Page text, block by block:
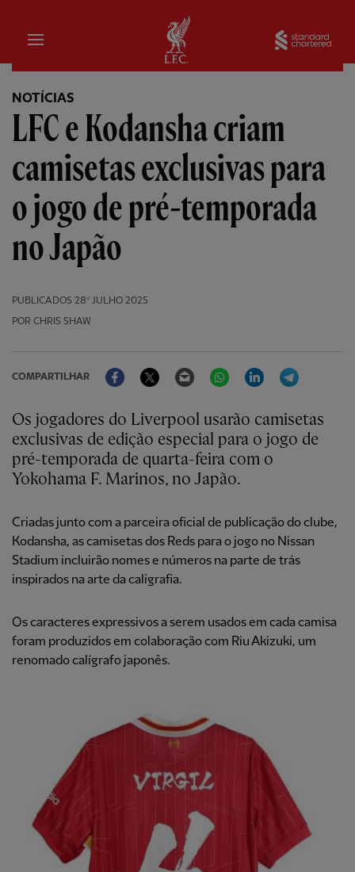
Inicial
NOTÍCIAS
LFC e Kodansha criam
camisetas exclusivas para
o jogo de pré-temporada
no Japão
PUBLICADOS 28º JULHO 2025
POR CHRIS SHAW
COMPARTILHAR
FacebookTwitter Email WhatsAppLinkedIn
Os jogadores do Liverpool usarão camisetas
exclusivas de edição especial para o jogo de
pré-temporada de quarta-feira com o
Yokohama F. Marinos, no Japão.
Criadas junto com a parceira oficial de publicação do clube,
Kodansha, as camisetas dos Reds para o jogo no Nissan
Stadium incluirão nomes e números na parte de trás
inspirados na arte da caligrafia.
Os caracteres expressivos a serem usados em cada camisa
foram produzidos em colaboração com Riu Akizuki, um
renomado calígrafo japonês.